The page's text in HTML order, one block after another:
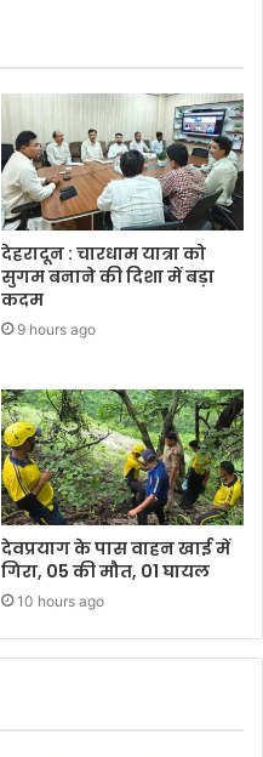
देहरादून : चारधाम यात्रा को
सुगम बनाने की दिशा में बड़ा
कदम
9 hours ago
देवप्रयाग के पास वाहन खाई में
गिरा, 05 की मौत, 01 घायल
10 hours ago